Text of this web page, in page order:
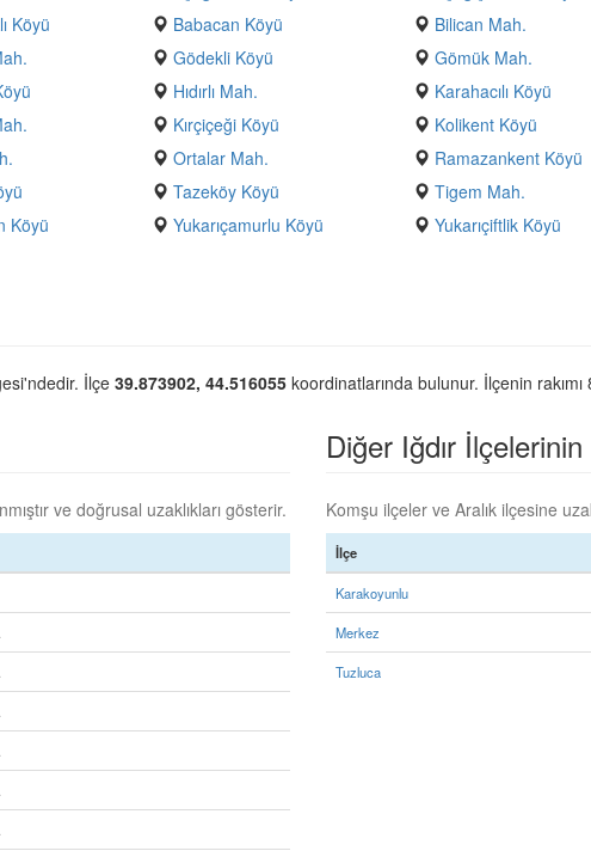
Köyü Babacan Köyü
Bilican Mah.
Gödekli Köyü
Gömük Mah.
Hıdırlı Mah.
Karahacılı Köyü
Kırçiçeği Köyü
Kolikent Köyü
Ortalar Mah.
Ramazankent Köyü
Tazeköy Köyü
Tigem Mah.
Köyü Yukarıçamurlu Köyü
Yukarıçiftlik Köyü
İlçe 39.873902, 44.516055 koordinatlarında bulunur. İlçenin
ve doğrusal uzaklıkları gösterir.
Diğer Iğdır İlçelerinin
Komşu ilçeler ve Aralık ilçesine
İlçe
Karakoyunlu
Merkez
Tuzluca